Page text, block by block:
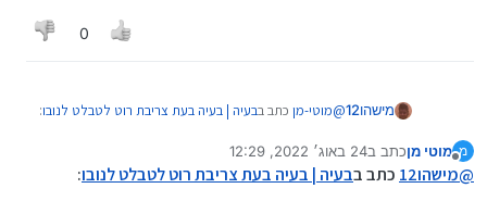
0
מישהו12 @מוטי-מן כתב בבעיה | בעיה בעת צריבת רוט לטבלט לנובו:
@ מישהו12 כתב בבעיה | בעיה בעת צריבת רוט
לטבלט לנובו
מ
מנותק
מוטי מןכתב ב24 באוג׳ 2022, 12:29
נערך לאחרונה על ידי
@מישהו12 כתב בבעיה | בעיה בעת צריבת רוט לטבלט לנובו: